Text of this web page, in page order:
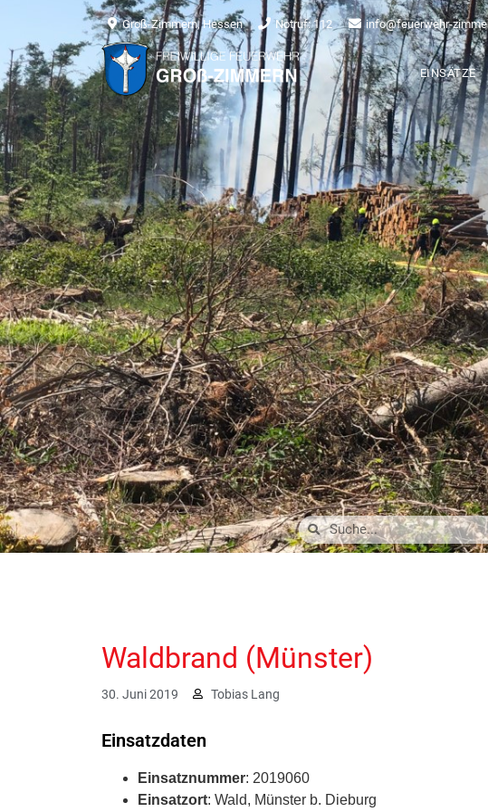
Groß-Zimmern, Hessen Notruf: 112 info@feuerwehr-
EINSÄTZE
Waldbrand (Münster)
30. Juni 2019 Tobias Lang
Einsatzdaten
Einsatznummer: 2019060
Einsatzort: Wald, Münster b. Dieburg